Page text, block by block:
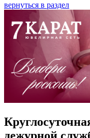
вернуться в раздел